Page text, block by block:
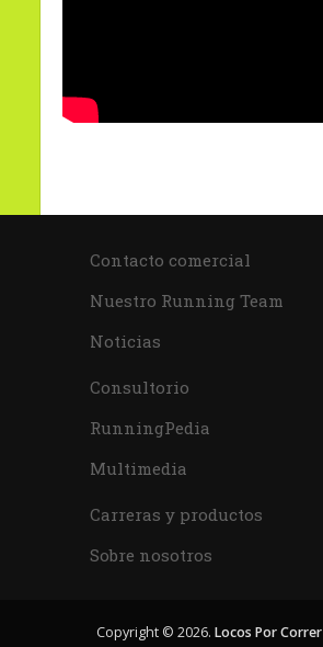
Contacto comercial
Nuestro Running Team
Noticias
Consultorio
RunningPedia
Multimedia
Carreras y productos
Sobre nosotros
Copyright © 2026. Locos Por Correr